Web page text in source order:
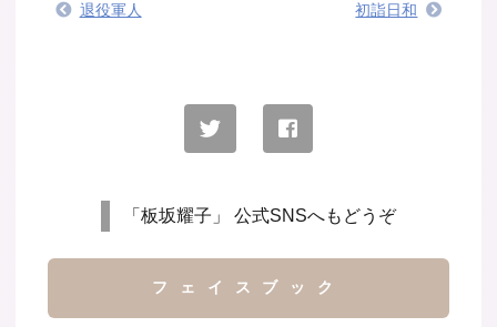
退役軍人 初詣日和
「板坂耀子」 公式SNSへもどうぞ
フェイスブック